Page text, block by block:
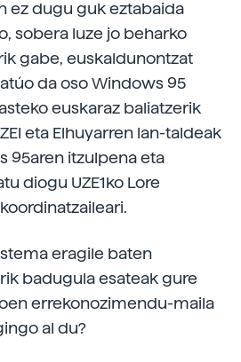
ez dugu guk eztabaida
sobera luze jo beharko
gabe, euskaldunontzat
da oso Windows 95
euskaraz baliatzerik
eta Elhuyarren lan-taldeak
95aren itzulpena eta
diogu UZE1ko Lore
eragile baten
badugula esateak gure
errekonozimendu-maila
al du?